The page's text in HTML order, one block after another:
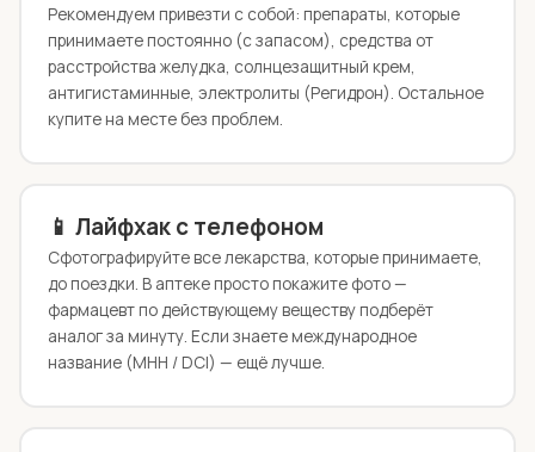
Рекомендуем привезти с собой: препараты, которые
принимаете постоянно (с запасом), средства от
расстройства желудка, солнцезащитный крем,
антигистаминные, электролиты (Регидрон). Остальное
купите на месте без проблем.
📱 Лайфхак с телефоном
Сфотографируйте все лекарства, которые принимаете,
до поездки. В аптеке просто покажите фото —
фармацевт по действующему веществу подберёт
аналог за минуту. Если знаете международное
название (МНН / DCI) — ещё лучше.